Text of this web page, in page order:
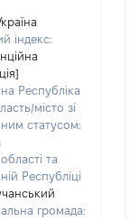
індекс:
Республіка
місто зі
статусом:
та
Республіці
громада: